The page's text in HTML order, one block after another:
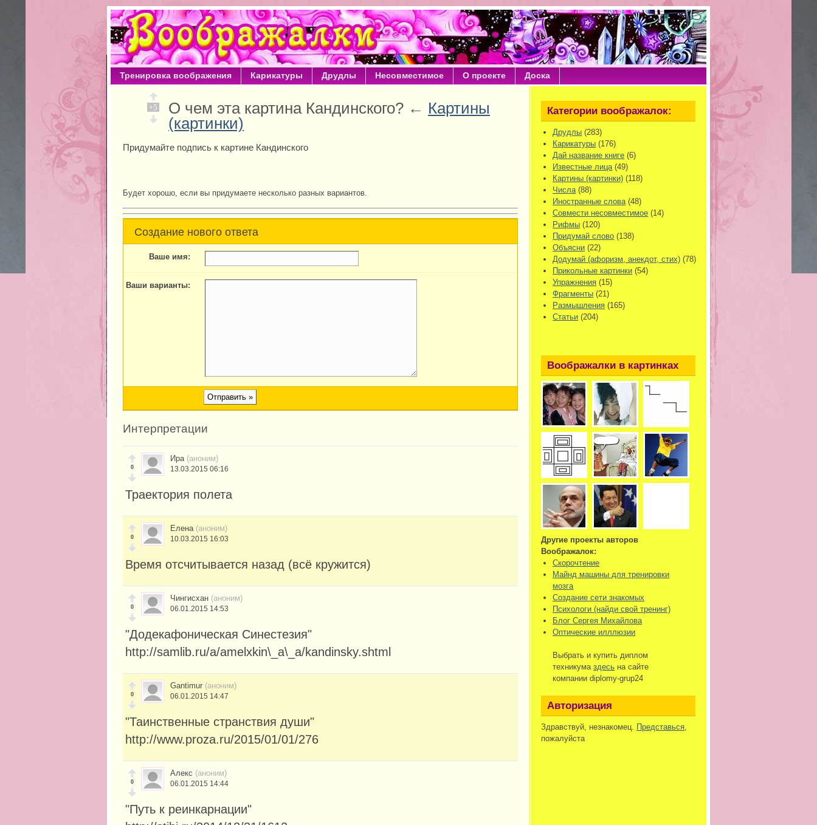
Тренировка воображения Карикатуры Друдлы Несовместимое О проекте Доска
+5 О чем эта картина Кандинского? ← Картины
(картинки)
Придумайте подпись к картине Кандинского
Будет хорошо, если вы придумаете несколько разных вариантов.
Создание нового ответа
Ваше имя:
Ваши варианты:
Интерпретации
0
Ира (аноним)
13.03.2015 06:16
Траектория полета
0
Елена (аноним)
10.03.2015 16:03
Время отсчитывается назад (всё кружится)
0
Чингисхан (аноним)
06.01.2015 14:53
"Додекафоническая Синестезия"
http://samlib.ru/a/amelxkin\_a\_a/kandinsky.shtml
0
Gantimur (аноним)
06.01.2015 14:47
"Таинственные странствия души"
http://www.proza.ru/2015/01/01/276
0
Алекс (аноним)
06.01.2015 14:44
"Путь к реинкарнации"
Категории воображалок:
Друдлы (283)
Карикатуры (176)
Дай название книге (6)
Известные лица(49)
Картины (картинки) (118)
Числа(88)
Иностранные слова(48)
Совмести несовместимое (14)
Рифмы (120)
Придумай слово (138)
Объясни (22)
Додумай (афоризм, анекдот, стих) (78)
Прикольные картинки (54)
Упражнения (15)
Фрагменты (21)
Размышления (165)
Статьи (204)
Воображалки в картинках
Другие проекты авторов
Воображалок:
Скорочтение
Майнд машины для тренировки
мозга
Создание сети знакомых
Психологи (найди свой тренинг)
Блог Сергея Михайлова
Оптические илллюзии
Выбрать и купить диплом
техникумаздесь на сайте
компании diplomy-grup24
Авторизация
Здравствуй, незнакомец. Представься,
пожалуйста